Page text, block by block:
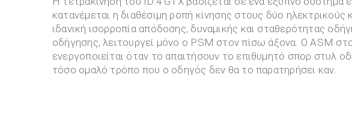
κατανέμεται η διαθέσιμη ροπή κίνησης στους δύο ηλεκτρικούς
ιδανική ισορροπία απόδοσης, δυναμικής και σταθερότητας
οδήγησης, λειτουργεί μόνο ο PSM στον πίσω άξονα. Ο ASM
ενεργοποιείται όταν το απαιτήσουν το επιθυμητό σπορ στυλ
τόσο ομαλό τρόπο που ο οδηγός δεν θα το παρατηρήσει καν.